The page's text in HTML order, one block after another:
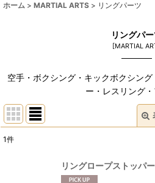
ホーム > MARTIAL ARTS > リングパーツ
リングパ
[MARTIAL
空手・ボクシング・キックボクシン
ー・レスリング
1件
リングロープストッパー